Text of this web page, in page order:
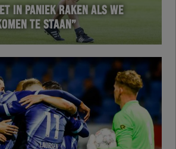
IN PANIEK RAKEN ALS WE
TE STAAN”